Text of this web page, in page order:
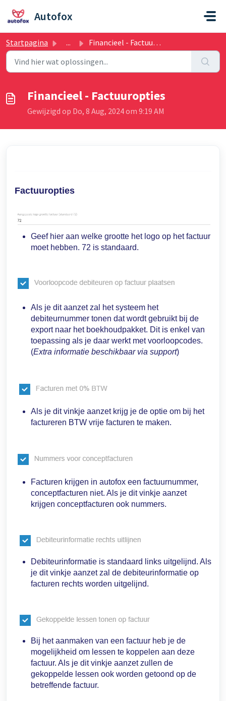
Autofox
Startpagina ... Financieel - Factuuropties
Financieel - Factuuropties
Gewijzigd op Do, 8 Aug, 2024 om 9:19 AM
Factuuropties
Geef hier aan welke grootte het logo op het factuur
moet hebben. 72 is standaard.
Als je dit aanzet zal het systeem het
debiteurnummer tonen dat wordt gebruikt bij de
export naar het boekhoudpakket. Dit is enkel van
toepassing als je daar werkt met voorloopcodes.
(Extra informatie beschikbaar via support)
Als je dit vinkje aanzet krijg je de optie om bij het
factureren BTW vrije facturen te maken.
Facturen krijgen in autofox een factuurnummer,
conceptfacturen niet. Als je dit vinkje aanzet
krijgen conceptfacturen ook nummers.
Debiteurinformatie is standaard links uitgelijnd. Als
je dit vinkje aanzet zal de debiteurinformatie op
facturen rechts worden uitgelijnd.
Bij het aanmaken van een factuur heb je de
mogelijkheid om lessen te koppelen aan deze
factuur. Als je dit vinkje aanzet zullen de
gekoppelde lessen ook worden getoond op de
betreffende factuur.